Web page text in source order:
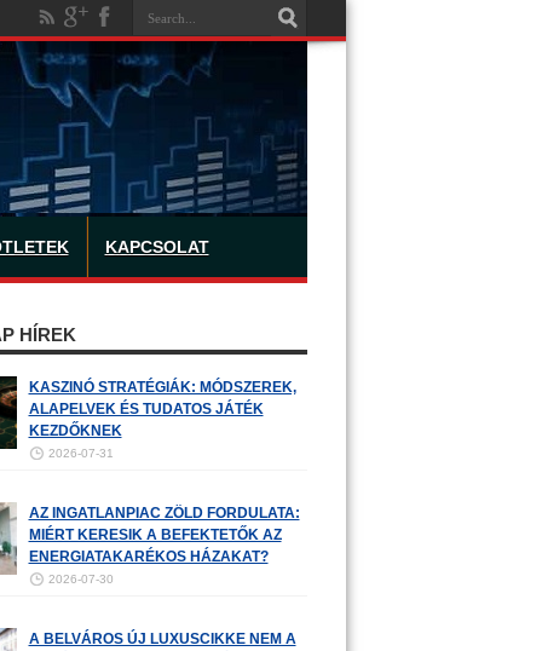
KAPCSOLAT
HÍREK
KASZINÓ STRATÉGIÁK: MÓDSZEREK,
ALAPELVEK ÉS TUDATOS JÁTÉK
KEZDŐKNEK
2026-07-31
AZ INGATLANPIAC ZÖLD FORDULATA:
MIÉRT KERESIK A BEFEKTETŐK AZ
ENERGIATAKARÉKOS HÁZAKAT?
2026-07-30
A BELVÁROS ÚJ LUXUSCIKKE NEM A